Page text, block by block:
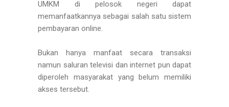
UMKM di pelosok negeri dapat
memanfaatkannya sebagai salah satu sistem
pembayaran online.
Bukan hanya manfaat secara transaksi
namun saluran televisi dan internet pun dapat
diperoleh masyarakat yang belum memiliki
akses tersebut.